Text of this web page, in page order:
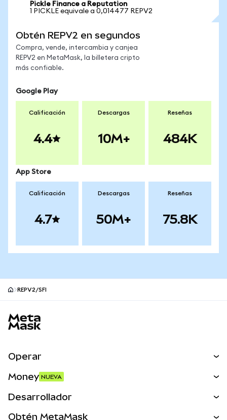
Pickle Finance a Reputation
1 PICKLE equivale a 0,014477 REPV2
Obtén REPV2 en segundos
Compra, vende, intercambia y canjea
REPV2 en MetaMask, la billetera cripto
más confiable.
Google Play
Calificación
4.4
Descargas
10M+
Reseñas
484K
App Store
Calificación
4.7
Descargas
50M+
Reseñas
75.8K
REPV2/SFI
Operar
Money NUEVA
Desarrollador
Obtén MetaMask